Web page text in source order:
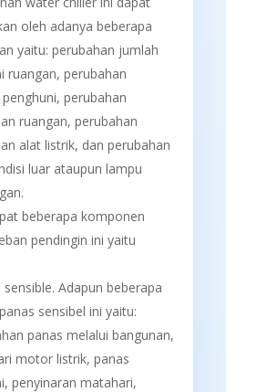
oleh adanya beberapa
yaitu: perubahan jumlah
ruangan, perubahan
perubahan
ruangan, perubahan
alat listrik, dan perubahan
luar ataupun lampu
beberapa komponen
pendingin ini yaitu
sensible. Adapun beberapa
sensibel ini yaitu:
panas melalui bangunan,
motor listrik, panas
penyinaran matahari,